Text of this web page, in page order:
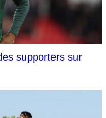
supporters sur